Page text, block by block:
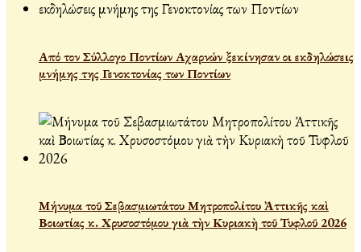
Από τον Σύλλογο Ποντίων Αχαρνών ξεκίνησαν οι εκδηλώσεις
μνήμης της Γενοκτονίας των Ποντίων
Μήνυμα τοῦ Σεβασμιωτάτου Μητροπολίτου Ἀττικῆς καὶ
Βοιωτίας κ. Χρυσοστόμου γιὰ τὴν Κυριακὴ τοῦ Τυφλοῦ 2026